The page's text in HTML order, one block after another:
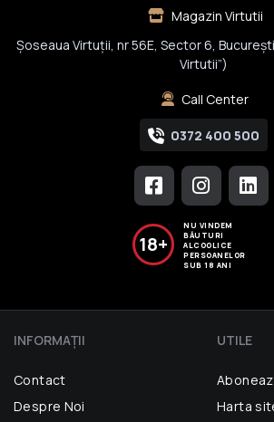
Magazin Virtutii
Șoseaua Virtuții, nr 56E, Sector 6,
Virtutii”)
Call Center
0372 400 500
18+
NU VINDEM
BĂUTURI
ALCOOLICE
PERSOANELOR
SUB 18 ANI
INFORMAŢII
Contact
Despre Noi
UTILE
Harta